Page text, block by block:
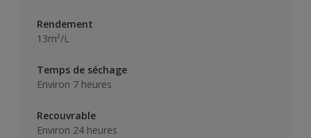
Rendement
13m²/L
Temps de séchage
Environ 7 heures
Recouvrable
Environ 24 heures